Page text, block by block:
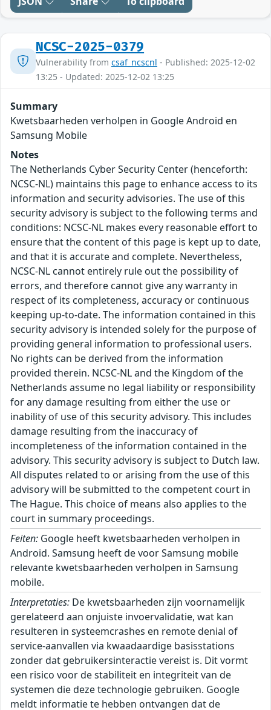
NCSC-2025-0379
Vulnerability from csaf_ncscnl - Published: 2025-12-02
13:25 - Updated: 2025-12-02 13:25
Summary
Kwetsbaarheden verholpen in Google Android en
Samsung Mobile
Notes
The Netherlands Cyber Security Center (henceforth:
NCSC-NL) maintains this page to enhance access to its
information and security advisories. The use of this
security advisory is subject to the following terms and
conditions: NCSC-NL makes every reasonable effort to
ensure that the content of this page is kept up to date,
and that it is accurate and complete. Nevertheless,
NCSC-NL cannot entirely rule out the possibility of
errors, and therefore cannot give any warranty in
respect of its completeness, accuracy or continuous
keeping up-to-date. The information contained in this
security advisory is intended solely for the purpose of
providing general information to professional users.
No rights can be derived from the information
provided therein. NCSC-NL and the Kingdom of the
Netherlands assume no legal liability or responsibility
for any damage resulting from either the use or
inability of use of this security advisory. This includes
damage resulting from the inaccuracy of
incompleteness of the information contained in the
advisory. This security advisory is subject to Dutch law.
All disputes related to or arising from the use of this
advisory will be submitted to the competent court in
The Hague. This choice of means also applies to the
court in summary proceedings.
Feiten: Google heeft kwetsbaarheden verholpen in
Android. Samsung heeft de voor Samsung mobile
relevante kwetsbaarheden verholpen in Samsung
mobile.
Interpretaties: De kwetsbaarheden zijn voornamelijk
gerelateerd aan onjuiste invoervalidatie, wat kan
resulteren in systeemcrashes en remote denial of
service-aanvallen via kwaadaardige basisstations
zonder dat gebruikersinteractie vereist is. Dit vormt
een risico voor de stabiliteit en integriteit van de
systemen die deze technologie gebruiken. Google
meldt informatie te hebben ontvangen dat de